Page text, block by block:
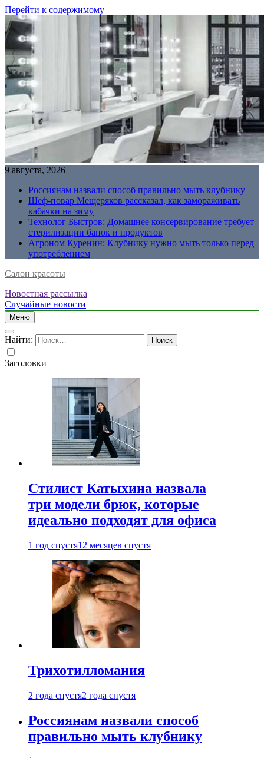
Перейти к содержимому
9 августа, 2026
Россиянам назвали способ правильно мыть клубнику
Шеф-повар Мещеряков рассказал, как замораживать
кабачки на зиму
Технолог Быстров: Домашнее консервирование требует
стерилизации банок и продуктов
Агроном Куренин: Клубнику нужно мыть только перед
употреблением
Салон красоты
Новостная рассылка
Случайные новости
Меню
Найти:
Заголовки
Стилист Катыхина назвала
три модели брюк, которые
идеально подходят для офиса
1 год спустя12 месяцев спустя
Трихотилломания
2 года спустя2 года спустя
Россиянам назвали способ
правильно мыть клубнику